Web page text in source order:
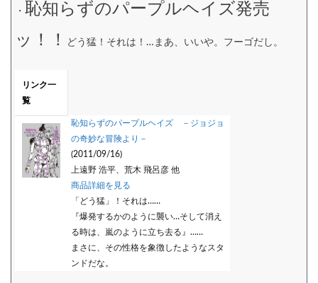
・ 恥知らずのパープルヘイズ発売
ッ！！
どう猛！それは！…まあ、いいや。フーゴだし。
リンク一
覧
恥知らずのパープルヘイズ －ジョジョ
の奇妙な冒険より－
(2011/09/16)
上遠野 浩平、荒木 飛呂彦 他
商品詳細を見る
「どう猛」！それは……
『爆発するかのように襲い…そして消え
る時は、嵐のように立ち去る』……
まさに、その性格を象徴したようなスタ
ンドだな。